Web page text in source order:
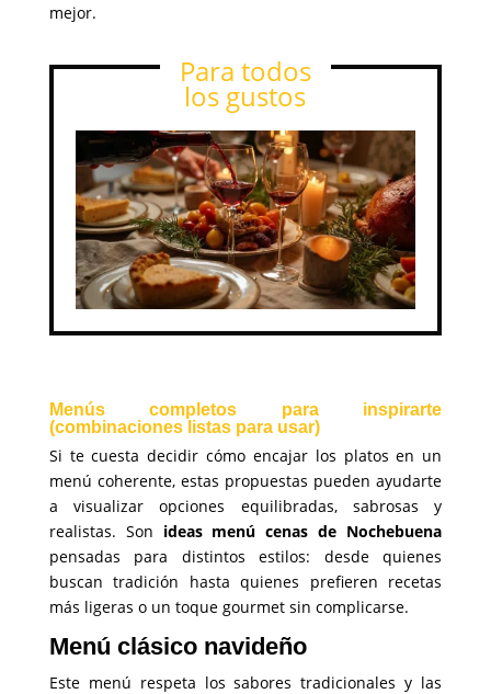
mejor.
Para todos
los gustos
Menús completos para inspirarte
(combinaciones listas para usar)
Si te cuesta decidir cómo encajar los platos en un
menú coherente, estas propuestas pueden ayudarte
a visualizar opciones equilibradas, sabrosas y
realistas. Son ideas menú cenas de Nochebuena
pensadas para distintos estilos: desde quienes
buscan tradición hasta quienes prefieren recetas
más ligeras o un toque gourmet sin complicarse.
Menú clásico navideño
Este menú respeta los sabores tradicionales y las